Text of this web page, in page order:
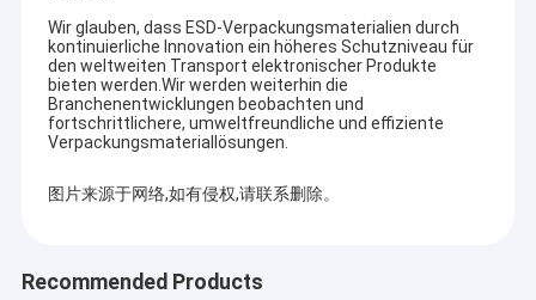
Wir glauben, dass ESD-Verpackungsmaterialien durch
kontinuierliche Innovation ein höheres Schutzniveau für
den weltweiten Transport elektronischer Produkte
bieten werden.Wir werden weiterhin die
Branchenentwicklungen beobachten und
fortschrittlichere, umweltfreundliche und effiziente
Verpackungsmateriallösungen.
图片来源于网络,如有侵权,请联系删除。
Recommended Products
Shenzhen Delixin Co., LTD.Wir sind eine der größten